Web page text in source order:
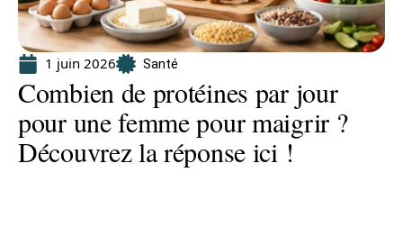
1 juin 2026 Santé
Combien de protéines par jour
pour une femme pour maigrir ?
Découvrez la réponse ici !